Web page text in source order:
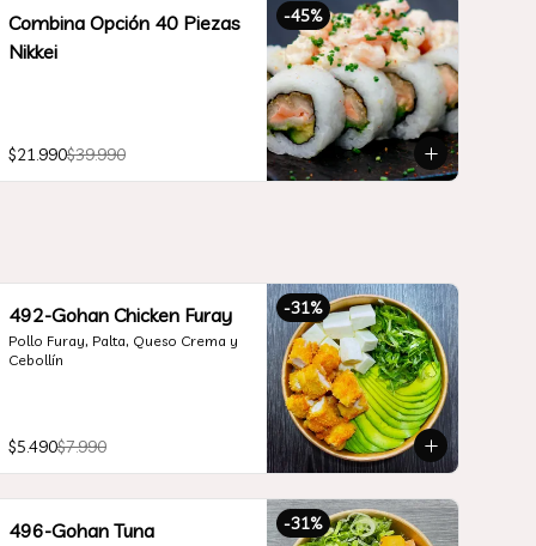
-45%
Combina Opción 40 Piezas
Nikkei
$21.990$39.990
-31%
492-Gohan Chicken Furay
Pollo Furay, Palta, Queso Crema y
Cebollín
$5.490$7.990
-31%
496-Gohan Tuna